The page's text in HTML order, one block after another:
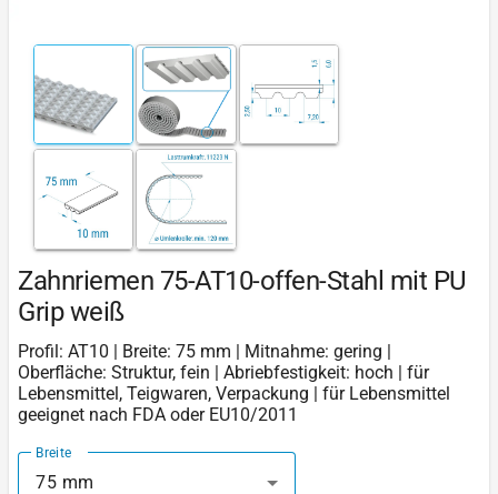
Zahnriemen 75-AT10-offen-Stahl mit PU
Grip weiß
Profil: AT10 | Breite: 75 mm | Mitnahme: gering |
Oberfläche: Struktur, fein | Abriebfestigkeit: hoch | für
Lebensmittel, Teigwaren, Verpackung | für Lebensmittel
geeignet nach FDA oder EU10/2011
Breite
75 mm